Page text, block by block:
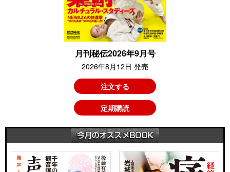
月刊秘伝2026年9月号
2026年8月12日 発売
注文する
定期購読